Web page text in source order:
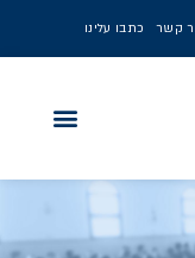
קשר כתבו עלינו